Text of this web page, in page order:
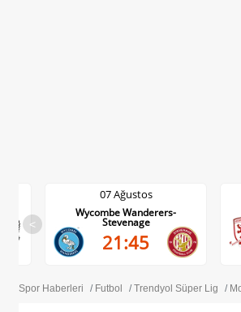
<
07 Ağustos
Middlesbrough-Wrexham
22:00
Spor Haberleri Futbol Trendyol Süper Lig